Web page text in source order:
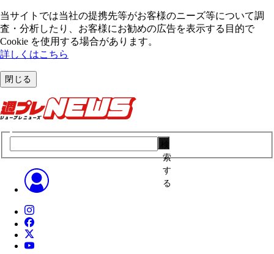
当サイトでは当社の提携先等がお客様のニーズ等について調
査・分析したり、お客様にお勧めの広告を表⽰する⽬的で
Cookie を使⽤する場合があります。
詳しくはこちら
閉じる
索
す
る